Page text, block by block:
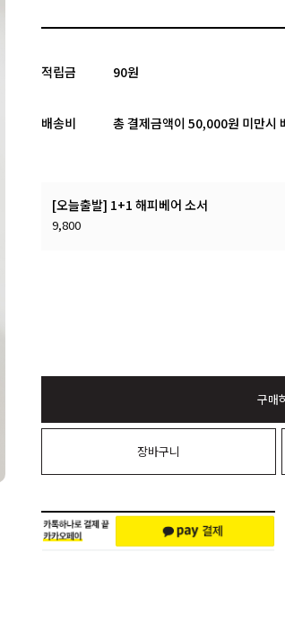
적립금 90원
배송비 총 결제금액이 50,000원 미만시
[오늘출발] 1+1 해피베어 소서
9,800
구매
장바구니